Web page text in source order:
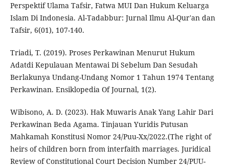
Perspektif Ulama Tafsir, Fatwa MUI Dan Hukum Keluarga
Islam Di Indonesia. Al-Tadabbur: Jurnal Ilmu Al-Qur'an dan
Tafsir, 6(01), 107-140.
Triadi, T. (2019). Proses Perkawinan Menurut Hukum
Adatdi Kepulauan Mentawai Di Sebelum Dan Sesudah
Berlakunya Undang-Undang Nomor 1 Tahun 1974 Tentang
Perkawinan. Ensiklopedia Of Journal, 1(2).
Wibisono, A. D. (2023). Hak Muwaris Anak Yang Lahir Dari
Perkawinan Beda Agama. Tinjauan Yuridis Putusan
Mahkamah Konstitusi Nomor 24/Puu-Xx/2022.(The right of
heirs of children born from interfaith marriages. Juridical
Review of Constitutional Court Decision Number 24/PUU-